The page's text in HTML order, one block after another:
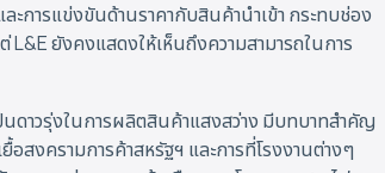
ะการแข่งขันด้านราคากับสินค้านำเข้า กระทบช่อง
ยังคงแสดงให้เห็นถึงความสามารถในการ
นดาวรุ่งในการผลิตสินค้าแสงสว่าง มีบทบาทสำคัญ
สงครามการค้าสหรัฐฯ และการที่โรงงานต่างๆ